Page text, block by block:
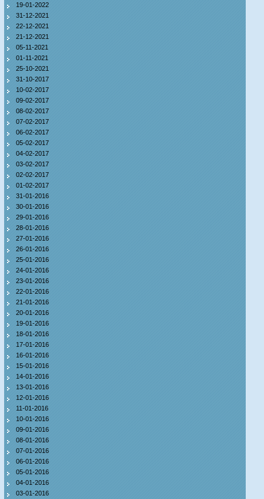
19-01-2022
31-12-2021
22-12-2021
21-12-2021
05-11-2021
01-11-2021
25-10-2021
31-10-2017
10-02-2017
09-02-2017
08-02-2017
07-02-2017
06-02-2017
05-02-2017
04-02-2017
03-02-2017
02-02-2017
01-02-2017
31-01-2016
30-01-2016
29-01-2016
28-01-2016
27-01-2016
26-01-2016
25-01-2016
24-01-2016
23-01-2016
22-01-2016
21-01-2016
20-01-2016
19-01-2016
18-01-2016
17-01-2016
16-01-2016
15-01-2016
14-01-2016
13-01-2016
12-01-2016
11-01-2016
10-01-2016
09-01-2016
08-01-2016
07-01-2016
06-01-2016
05-01-2016
04-01-2016
03-01-2016